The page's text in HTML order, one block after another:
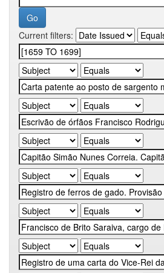
Current filters: